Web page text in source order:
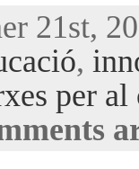
21st,
,
per al